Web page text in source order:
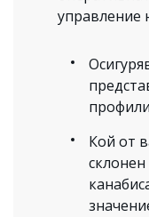
управление
профили
Кой от